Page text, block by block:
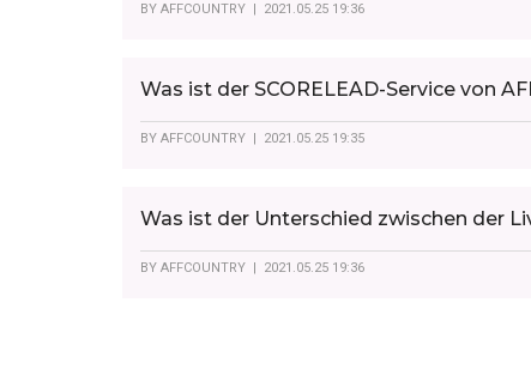
BY AFFCOUNTRY | 2021.05.25 19:36
Was ist der SCORELEAD-Service von
BY AFFCOUNTRY | 2021.05.25 19:35
Was ist der Unterschied zwischen der
BY AFFCOUNTRY | 2021.05.25 19:36